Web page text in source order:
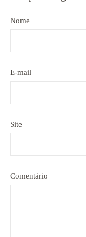
Nome
E-mail
Site
Comentário